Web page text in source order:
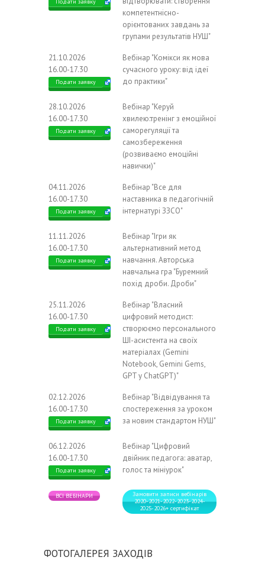
компетентнісно-
орієнтованих завдань за
групами результатів НУШ"
21.10.2026
16.00-17.30
Подати заявку
Вебінар "Комікси як мова
сучасного уроку: від ідеї
до практики"
28.10.2026
16.00-17.30
Подати заявку
Вебінар "Керуй
хвилею:тренінг з емоційної
саморегуляції та
самозбереження
(розвиваємо емоційні
навички)"
04.11.2026
16.00-17.30
Подати заявку
Вебінар "Все для
наставника в педагогічній
інтернатурі ЗЗСО"
11.11.2026
16.00-17.30
Подати заявку
Вебінар "Ігри як
альтернативний метод
навчання. Авторська
навчальна гра "Буремний
похід дроби. Дроби"
25.11.2026
16.00-17.30
Подати заявку
Вебінар "Власний
цифровий методист:
створюємо персонального
ШІ-асистента на своїх
матеріалах (Gemini
Notebook, Gemini Gems,
GPT у ChatGPT)"
02.12.2026
16.00-17.30
Подати заявку
Вебінар "Відвідування та
спостереження за уроком
за новим стандартом НУШ"
06.12.2026
16.00-17.30
Подати заявку
Вебінар "Цифровий
двійник педагога: аватар,
голос та мініурок"
ВСІ ВЕБІНАРИ
Замовити записи вебінарів
2020-2021-2022-2023-2024-
2025-2026+ сертифікат
ФОТОГАЛЕРЕЯ ЗАХОДІВ